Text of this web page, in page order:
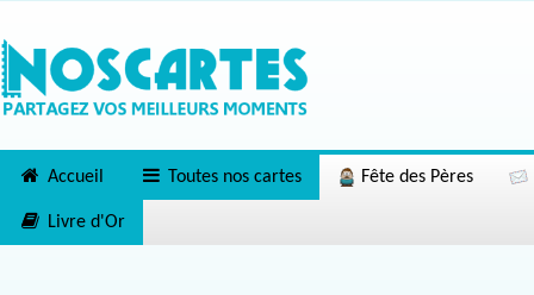
Accueil Toutes nos cartes Fête des Pères
Livre d'Or